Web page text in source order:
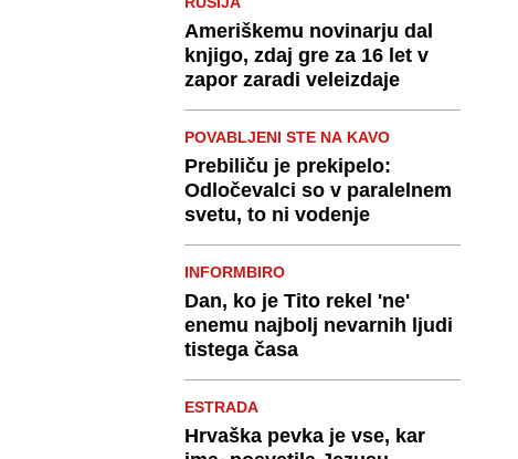
Ameriškemu novinarju dal
knjigo, zdaj gre za 16 let v
zapor zaradi veleizdaje
POVABLJENI STE NA KAVO
Prebiliču je prekipelo:
Odločevalci so v paralelnem
svetu, to ni vodenje
INFORMBIRO
Dan, ko je Tito rekel 'ne'
enemu najbolj nevarnih ljudi
tistega časa
ESTRADA
Hrvaška pevka je vse, kar